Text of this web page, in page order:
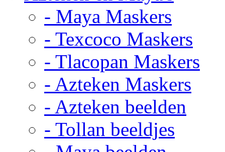
- Maya Maskers
- Texcoco Maskers
- Tlacopan Maskers
- Azteken Maskers
- Azteken beelden
- Tollan beeldjes